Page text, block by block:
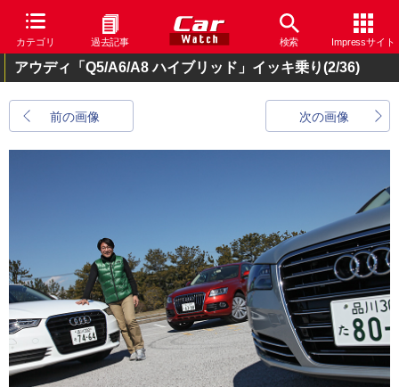
カテゴリ 過去記事 検索 Impressサイト
アウディ「Q5/A6/A8 ハイブリッド」イッキ乗り(2/36)
前の画像 次の画像